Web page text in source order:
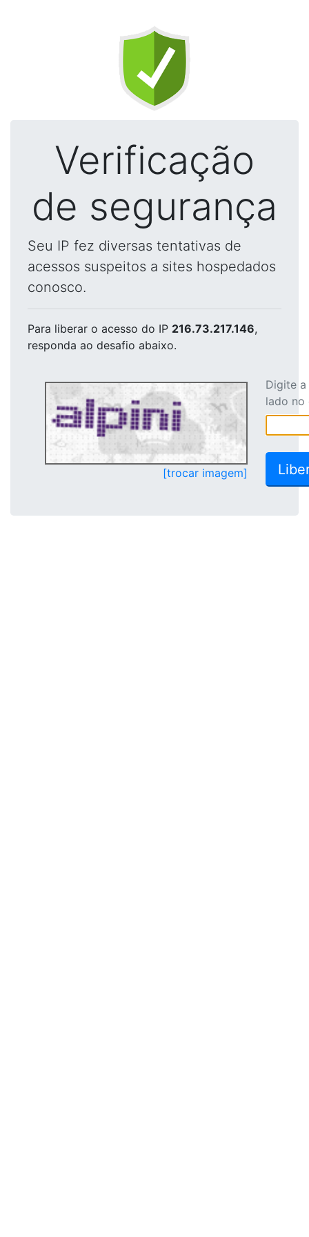
Verificação
de segurança
Seu IP fez diversas tentativas de
acessos suspeitos a sites hospedados
conosco.
Para liberar o acesso do IP 216.73.217.146,
responda ao desafio abaixo.
[trocar imagem]
Digite
lado no